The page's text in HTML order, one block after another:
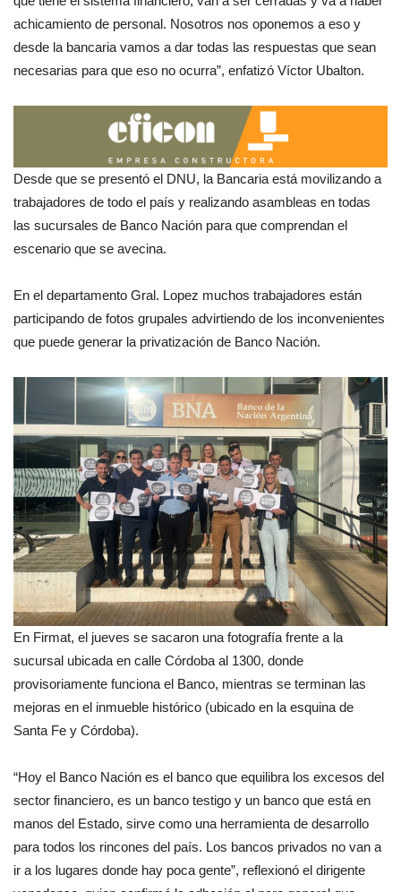
achicamiento de personal. Nosotros nos oponemos a eso y
desde la bancaria vamos a dar todas las respuestas que sean
necesarias para que eso no ocurra”, enfatizó Víctor Ubalton.
Desde que se presentó el DNU, la Bancaria está movilizando a
trabajadores de todo el país y realizando asambleas en todas
las sucursales de Banco Nación para que comprendan el
escenario que se avecina.
En el departamento Gral. Lopez muchos trabajadores están
participando de fotos grupales advirtiendo de los inconvenientes
que puede generar la privatización de Banco Nación.
En Firmat, el jueves se sacaron una fotografía frente a la
sucursal ubicada en calle Córdoba al 1300, donde
provisoriamente funciona el Banco, mientras se terminan las
mejoras en el inmueble histórico (ubicado en la esquina de
Santa Fe y Córdoba).
“Hoy el Banco Nación es el banco que equilibra los excesos del
sector financiero, es un banco testigo y un banco que está en
manos del Estado, sirve como una herramienta de desarrollo
para todos los rincones del país. Los bancos privados no van a
ir a los lugares donde hay poca gente”, reflexionó el dirigente